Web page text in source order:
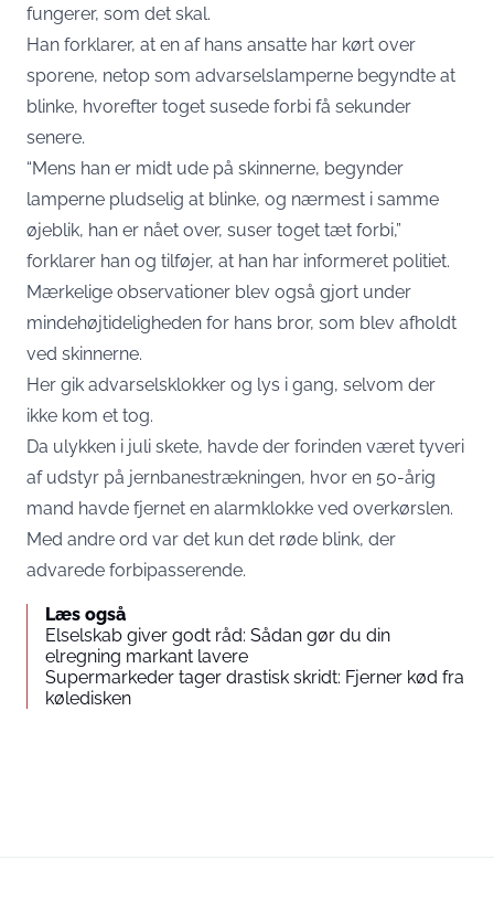
fungerer, som det skal.
Han forklarer, at en af hans ansatte har kørt over
sporene, netop som advarselslamperne begyndte at
blinke, hvorefter toget susede forbi få sekunder
senere.
“Mens han er midt ude på skinnerne, begynder
lamperne pludselig at blinke, og nærmest i samme
øjeblik, han er nået over, suser toget tæt forbi,”
forklarer han og tilføjer, at han har informeret politiet.
Mærkelige observationer blev også gjort under
mindehøjtideligheden for hans bror, som blev afholdt
ved skinnerne.
Her gik advarselsklokker og lys i gang, selvom der
ikke kom et tog.
Da ulykken i juli skete, havde der forinden været tyveri
af udstyr på jernbanestrækningen, hvor en 50-årig
mand havde fjernet en alarmklokke ved overkørslen.
Med andre ord var det kun det røde blink, der
advarede forbipasserende.
Læs også
Elselskab giver godt råd: Sådan gør du din
elregning markant lavere
Supermarkeder tager drastisk skridt: Fjerner kød fra
køledisken